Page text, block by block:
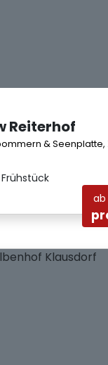
Reiterhof
& Seenplatte,
ab